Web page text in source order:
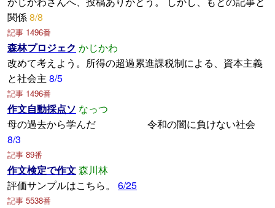
関係8/8
記事 1496番
森林プロジェク かじかわ
改めて考えよう。所得の超過累進課税制による、資本主義
と社会主 8/5
記事 1496番
作文自動採点ソ なっつ
母の過去から学んだ 令和の闇に負けない社会
8/3
記事 89番
作文検定で作文森川林
評価サンプルはこちら。 6/25
記事 5538番